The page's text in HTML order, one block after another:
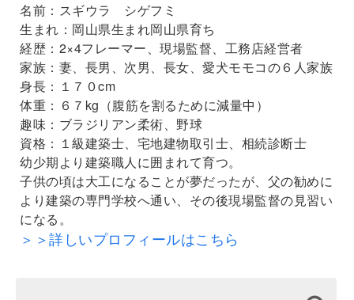
名前：スギウラ シゲフミ
生まれ：岡山県生まれ岡山県育ち
経歴：2×4フレーマー、現場監督、工務店経営者
家族：妻、長男、次男、長女、愛犬モモコの６人家族
身長：１７０cm
体重：６７kg（腹筋を割るために減量中）
趣味：ブラジリアン柔術、野球
資格：１級建築士、宅地建物取引士、相続診断士
幼少期より建築職人に囲まれて育つ。
子供の頃は大工になることが夢だったが、父の勧めに
より建築の専門学校へ通い、その後現場監督の見習い
になる。
＞＞詳しいプロフィールはこちら